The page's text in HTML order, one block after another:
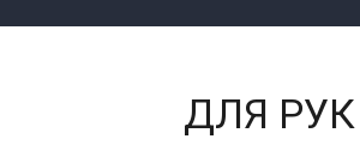
ДЛЯ РУК